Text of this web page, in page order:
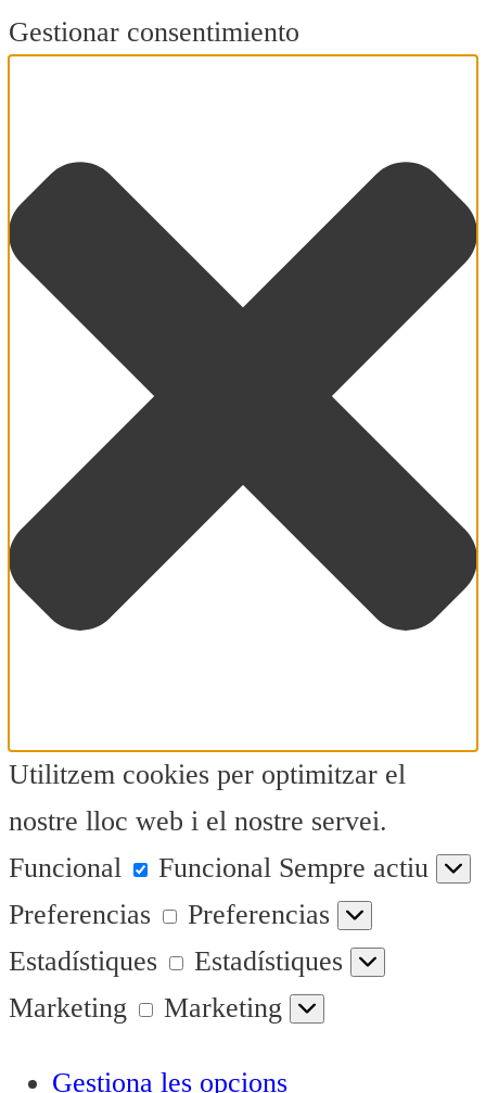
Gestionar consentimiento
Utilitzem cookies per optimitzar el
nostre lloc web i el nostre servei.
Funcional
Funcional Sempre actiu
Preferencias
Preferencias
Estadístiques
Estadístiques
Marketing
Marketing
Gestiona les opcions